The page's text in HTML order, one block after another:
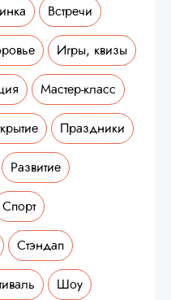
Встречи
Игры, квизы
Мастер-класс
Праздники
Развитие
Спорт
Стэндап
Шоу